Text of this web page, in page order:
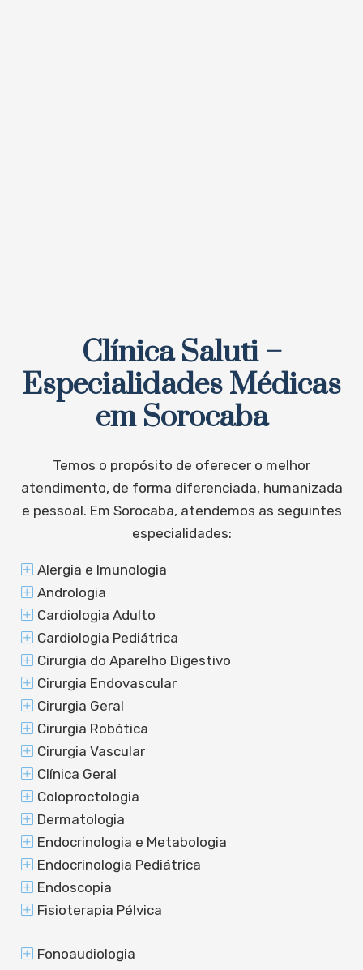
Clínica Saluti –
Especialidades Médicas
em Sorocaba
Temos o propósito de oferecer o melhor
atendimento, de forma diferenciada, humanizada
e pessoal. Em Sorocaba, atendemos as seguintes
especialidades:
Alergia e Imunologia
Andrologia
Cardiologia Adulto
Cardiologia Pediátrica
Cirurgia do Aparelho Digestivo
Cirurgia Endovascular
Cirurgia Geral
Cirurgia Robótica
Cirurgia Vascular
Clínica Geral
Coloproctologia
Dermatologia
Endocrinologia e Metabologia
Endocrinologia Pediátrica
Endoscopia
Fisioterapia Pélvica
Fonoaudiologia